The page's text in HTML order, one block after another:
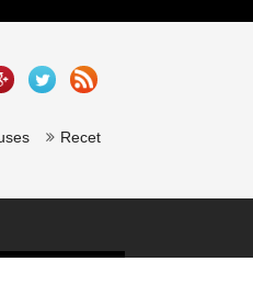
Recette saumon gravlax de